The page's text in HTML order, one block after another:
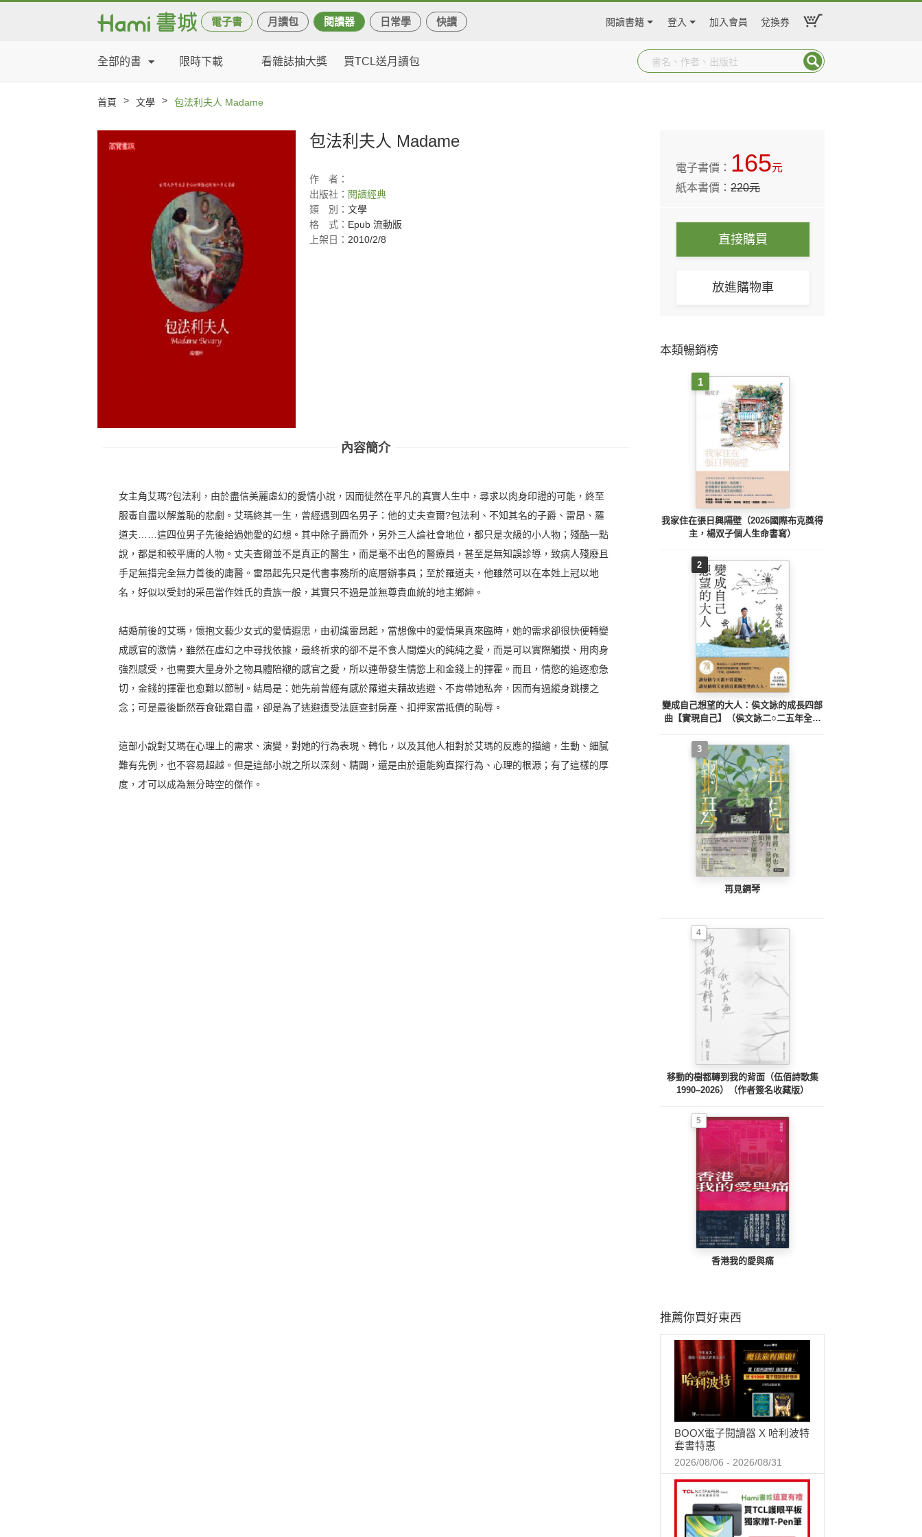
電子書 月讀包 閱讀器 日常學 快讀 閱讀書籍 登入 加入會員 兌換券
全部的書 限時下載 看雜誌抽大獎 買TCL送月讀包
首頁 > 文學 > 包法利夫人 Madame
包法利夫人 Madame
作
者：
出版社： 閱讀經典
類
別： 文學
格
式： Epub 流動版
上架日： 2010/2/8
內容簡介
女主角艾瑪?包法利，由於盡信美麗虛幻的愛情小說，因而徒然在平凡的真實人生中，尋求以肉身印證的可能，終至
服毒自盡以解羞恥的悲劇。艾瑪終其一生，曾經遇到四名男子：他的丈夫查爾?包法利、不知其名的子爵、雷昂、羅
道夫……這四位男子先後給過她愛的幻想。其中除子爵而外，另外三人論社會地位，都只是次級的小人物；殘酷一點
說，都是和較平庸的人物。丈夫查爾並不是真正的醫生，而是毫不出色的醫療員，甚至是無知誤診導，致病人殘廢且
手足無措完全無力善後的庸醫。雷昂起先只是代書事務所的底層辦事員；至於羅道夫，他雖然可以在本姓上冠以地
名，好似以受封的采邑當作姓氏的貴族一般，其實只不過是並無尊貴血統的地主鄉紳。
結婚前後的艾瑪，懷抱文藝少女式的愛情遐思，由初識雷昂起，當想像中的愛情果真來臨時，她的需求卻很快便轉變
成感官的激情，雖然在虛幻之中尋找依據，最終祈求的卻不是不食人間煙火的純純之愛，而是可以實際觸摸、用肉身
強烈感受，也需要大量身外之物具體陪襯的感官之愛，所以連帶發生情慾上和金錢上的揮霍。而且，情慾的追逐愈急
切，金錢的揮霍也愈難以節制。結局是：她先前曾經有感於羅道夫藉故逃避、不肯帶她私奔，因而有過縱身跳樓之
念；可是最後斷然吞食砒霜自盡，卻是為了逃避遭受法庭查封房產、扣押家當抵債的恥辱。
這部小說對艾瑪在心理上的需求、演變，對她的行為表現、轉化，以及其他人相對於艾瑪的反應的描繪，生動、細膩
難有先例，也不容易超越。但是這部小說之所以深刻、精闢，還是由於還能夠直探行為、心理的根源；有了這樣的厚
度，才可以成為無分時空的傑作。
電子書價： 165元
紙本書價：220元
直接購買
放進購物車
本類暢銷榜
1
我家住在張日興隔壁（2026國際布克獎得
主，楊双子個人生命書寫）
2
變成自己想望的大人：侯文詠的成長四部
曲【實現自己】（侯文詠二○二五年全新
3
再見鋼琴
4
移動的樹都轉到我的背面（伍佰詩歌集
1990–2026）（作者簽名收藏版）
5
香港我的愛與痛
推薦你買好東西
BOOX電子閱讀器 X 哈利波特
套書特惠
2026/08/06 - 2026/08/31